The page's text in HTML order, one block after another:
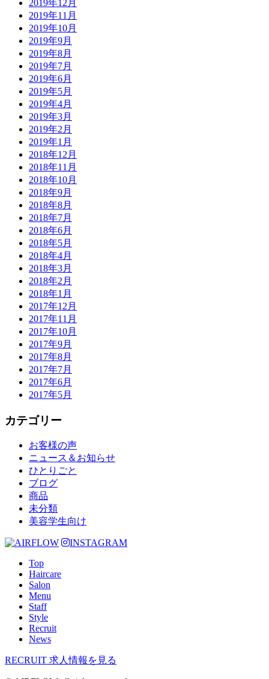
2019年12月
2019年11月
2019年10月
2019年9月
2019年8月
2019年7月
2019年6月
2019年5月
2019年4月
2019年3月
2019年2月
2019年1月
2018年12月
2018年11月
2018年10月
2018年9月
2018年8月
2018年7月
2018年6月
2018年5月
2018年4月
2018年3月
2018年2月
2018年1月
2017年12月
2017年11月
2017年10月
2017年9月
2017年8月
2017年7月
2017年6月
2017年5月
カテゴリー
お客様の声
ニュース＆お知らせ
ひとりごと
ブログ
商品
未分類
美容学生向け
INSTAGRAM
Top
Haircare
Salon
Menu
Staff
Style
Recruit
News
RECRUIT 求人情報を見る